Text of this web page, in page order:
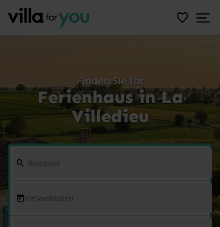
Finden Sie Ihr
Ferienhaus in La
Villedieu
Verweildaten